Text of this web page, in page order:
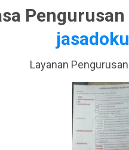
Pengurusan
Layanan